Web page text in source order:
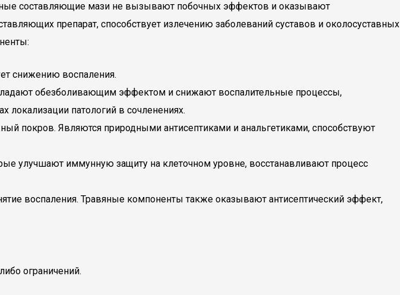
составляющие мази не вызывают побочных эффектов и оказывают
препарат, способствует излечению заболеваний суставов и околосуставных
снижению воспаления.
обезболивающим эффектом и снижают воспалительные процессы,
патологий в сочленениях.
покров. Являются природными антисептиками и анальгетиками, способствуют
улучшают иммунную защиту на клеточном уровне, восстанавливают процесс
воспаления. Травяные компоненты также оказывают антисептический эффект,
ограничений.